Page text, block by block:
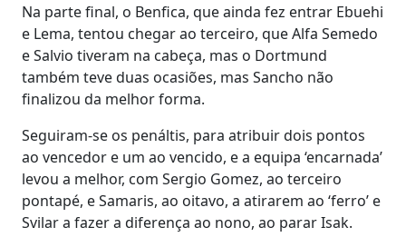
Na parte final, o Benfica, que ainda fez entrar Ebuehi
e Lema, tentou chegar ao terceiro, que Alfa Semedo
e Salvio tiveram na cabeça, mas o Dortmund
também teve duas ocasiões, mas Sancho não
finalizou da melhor forma.
Seguiram-se os penáltis, para atribuir dois pontos
ao vencedor e um ao vencido, e a equipa ‘encarnada’
levou a melhor, com Sergio Gomez, ao terceiro
pontapé, e Samaris, ao oitavo, a atirarem ao ‘ferro’ e
Svilar a fazer a diferença ao nono, ao parar Isak.